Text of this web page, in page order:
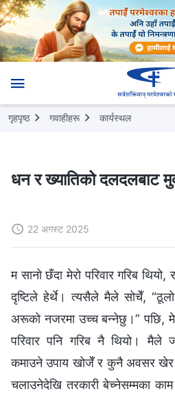
गृहपृष्ठ गवाहीहरू कार्यस्थल
धन र ख्यातिको दलदलबाट
22 अगस्ट 2025
म सानो छँदा मेरो परिवार गरिब
दृष्टिले हेर्थे। त्यसैले मैले सोचेँ,
अरूको नजरमा उच्च बन्नेछु।” पछि,
परिवार पनि गरिब नै थियो। मैले
कमाउने उपाय खोजेँ र कुनै अवसर खेर
चलाउनेदेखि तरकारी बेच्नेसम्मका